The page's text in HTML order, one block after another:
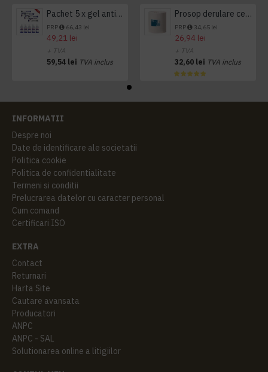
Pachet 5 x gel antibacterian 50ml si 3 x Servetele antibacteriene 48 buc Hygienium
PRP 66,43 lei
49,21 lei
+ TVA
59,54 lei TVA inclus
Prosop derulare centrala 1 pliu, 300 m Tork
PRP 34,65 lei
26,94 lei
+ TVA
32,60 lei TVA inclus
INFORMATII
Despre noi
Date de identificare ale societatii
Politica cookie
Politica de confidentialitate
Termeni si conditii
Prelucrarea datelor cu caracter personal
Cum comand
Certificari ISO
EXTRA
Contact
Returnari
Harta Site
Cautare avansata
Producatori
ANPC
ANPC - SAL
Solutionarea online a litigiilor